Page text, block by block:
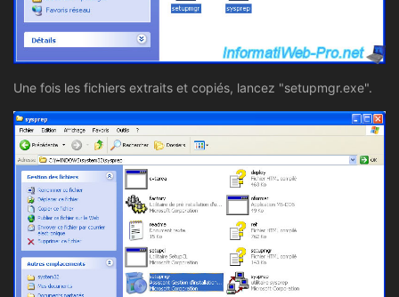
Une fois les fichiers extraits et copiés, lancez "setupmgr.exe".